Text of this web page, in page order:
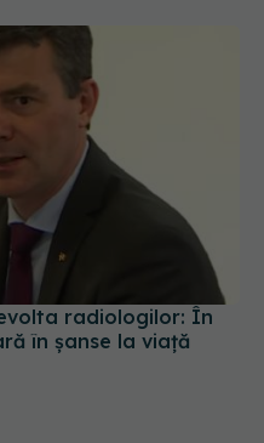
radiologilor: În
în șanse la viață